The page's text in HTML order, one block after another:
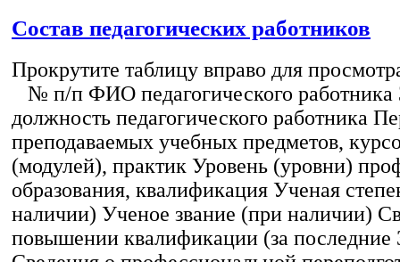
Состав педагогических работников
Прокрутите таблицу вправо для
№ п/п ФИО педагогического работника
должность педагогического работника
преподаваемых учебных предметов,
(модулей), практик Уровень (уровни)
образования, квалификация Ученая
наличии) Ученое звание (при наличии)
повышении квалификации (за последние